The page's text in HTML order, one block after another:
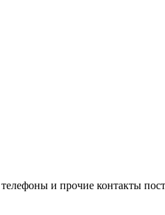
и прочие контакты